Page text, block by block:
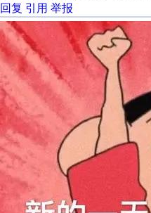
回复 引用 举报